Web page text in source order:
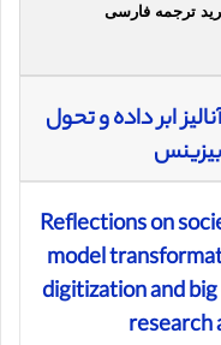
ترجمه فارسی
ابر داده و تحول
Reflections on
model
digitization and
research